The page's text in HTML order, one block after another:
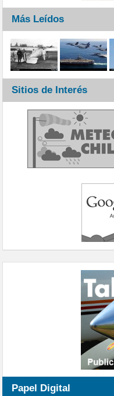
Más Leídos
Sitios de Interés
Papel Digital